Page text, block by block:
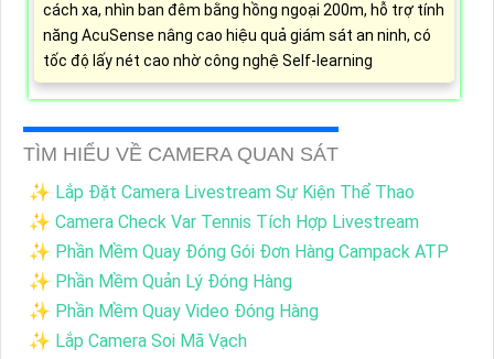
cách xa, nhìn ban đêm bằng hồng ngoại 200m, hỗ trợ tính
năng AcuSense nâng cao hiệu quả giám sát an ninh, có
tốc độ lấy nét cao nhờ công nghệ Self-learning
TÌM HIỂU VỀ CAMERA QUAN SÁT
✨ Lắp Đặt Camera Livestream Sự Kiện Thể Thao
✨ Camera Check Var Tennis Tích Hợp Livestream
✨ Phần Mềm Quay Đóng Gói Đơn Hàng Campack ATP
✨ Phần Mềm Quản Lý Đóng Hàng
✨ Phần Mềm Quay Video Đóng Hàng
✨ Lắp Camera Soi Mã Vạch